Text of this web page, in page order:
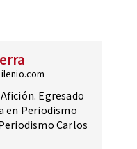
Egresado
en Periodismo
Carlos